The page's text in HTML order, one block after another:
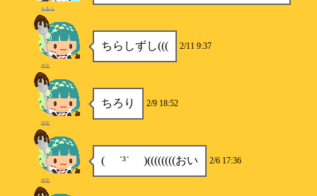
らるふ
ちらしずし((( 2/11 9:37
紺音
ちろり 2/9 18:52
紺音
( ˙³˙ )((((((((おい 2/6 17:36
紺音